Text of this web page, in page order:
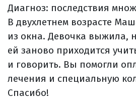
Диагноз: последствия
В двухлетнем возрасте
из окна. Девочка выжила,
ей заново приходится
и говорить. Вы помогли
лечения и специальную
Спасибо!